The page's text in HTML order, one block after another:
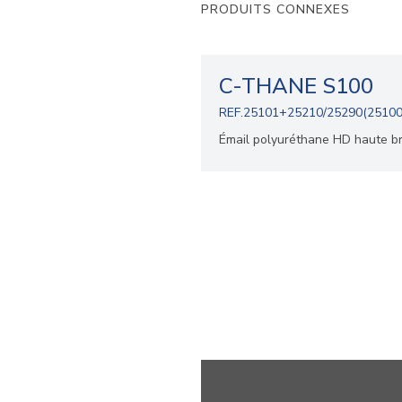
PRODUITS CONNEXES
C-THANE S100
REF.25101+25210/
Émail polyuréthane HD haute